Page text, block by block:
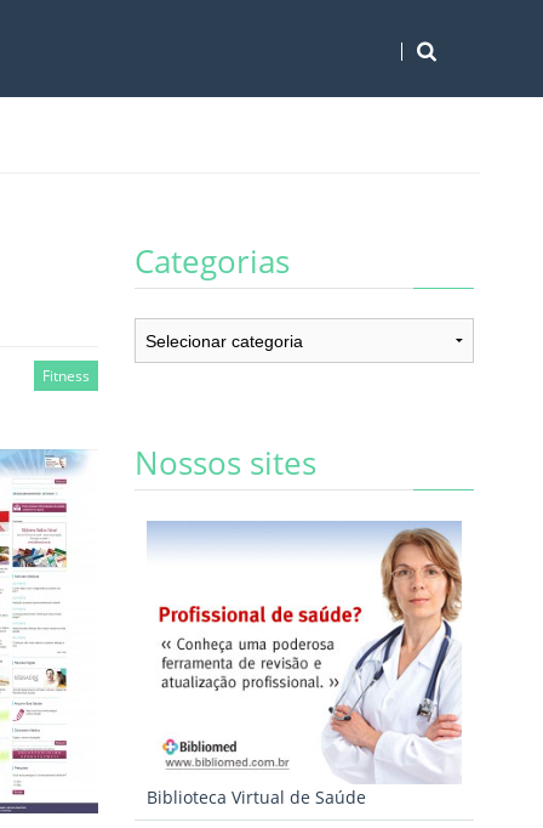
Fitness
Categorias
Categorias
Nossos sites
Biblioteca Virtual de Saúde